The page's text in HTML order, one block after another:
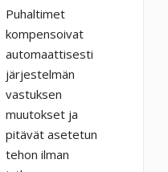
Puhaltimet
kompensoivat
automaattisesti
järjestelmän
vastuksen
muutokset ja
pitävät asetetun
tehon ilman